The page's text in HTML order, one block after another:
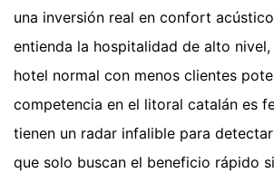
una inversión real en confort
entienda la hospitalidad de alto
hotel normal con menos clientes
competencia en el litoral catalán es
tienen un radar infalible para
que solo buscan el beneficio rápido